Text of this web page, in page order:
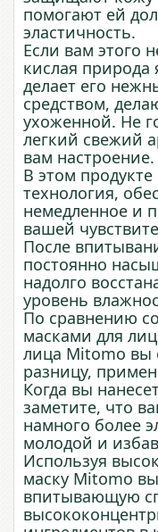
помогают ей
эластичность.
Если вам этого
кислая природа
делает его
средством,
ухоженной. Не
легкий свежий
вам настроение.
В этом
технология,
немедленное и
вашей
После
постоянно
надолго
уровень
По сравнению
масками для
лица Mitomo вы
разницу,
Когда вы
заметите, что
намного более
молодой и
Используя
маску Mitomo
впитывающую